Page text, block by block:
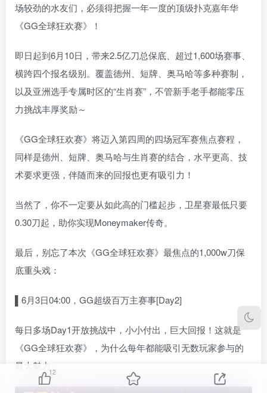
场较劲的水友们，必须得把握一年一度的顶级扑克嘉年华
《GG全球狂欢赛》！
即日起到6月10日，带来2.5亿刀总保底、超过1,600场赛事、
横跨四个报名级别。 覆盖德州、短牌、奥马哈等多种赛制，
以及亚洲选手专属时区的“生肖赛”，不管新手老手都能零压
力挑战丰厚奖励～
《GG全球狂欢赛》将迈入第四周的四场冠军赛焦点赛程，
同样是德州、短牌、奥马哈与生肖赛的结合，水平更高、技
术要求更强，伴随而来的回报也更有吸引力！
当然了，你不一定要从如此高的门槛起步，卫星赛最低只要
0.30刀起，助你实现Moneymaker传奇。
最后，别忘了本次《GG全球狂欢赛》最焦点的1,000w刀保
底重头戏：
▌6月3日04:00，GG超级百万主赛事[Day2]
每日多场Day1开放挑战中，小小付出，巨大回报！这就是
《GG全球狂欢赛》，为什么每年都能吸引无数玩家参与的
最大魅力。
12